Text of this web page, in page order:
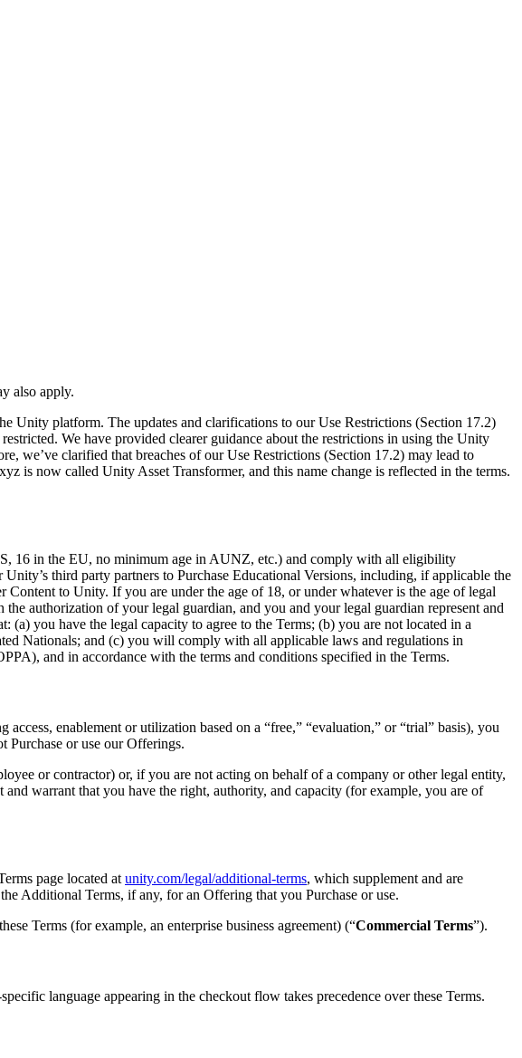
also apply.
Unity platform. The updates and clarifications to our Use Restrictions (Section 17.2)
We have provided clearer guidance about the restrictions in using the Unity
we’ve clarified that breaches of our Use Restrictions (Section 17.2) may lead to
is now called Unity Asset Transformer, and this name change is reflected in the terms.
16 in the EU, no minimum age in AUNZ, etc.) and comply with all eligibility
third party partners to Purchase Educational Versions, including, if applicable the
Content to Unity. If you are under the age of 18, or under whatever is the age of legal
authorization of your legal guardian, and you and your legal guardian represent and
(a) you have the legal capacity to agree to the Terms; (b) you are not located in a
Nationals; and (c) you will comply with all applicable laws and regulations in
and in accordance with the terms and conditions specified in the Terms.
enablement or utilization based on a “free,” “evaluation,” or “trial” basis), you
Purchase or use our Offerings.
or contractor) or, if you are not acting on behalf of a company or other legal entity,
warrant that you have the right, authority, and capacity (for example, you are of
page located at unity.com/legal/additional-terms, which supplement and are
Additional Terms, if any, for an Offering that you Purchase or use.
Terms (for example, an enterprise business agreement) (“Commercial Terms”).
language appearing in the checkout flow takes precedence over these Terms.